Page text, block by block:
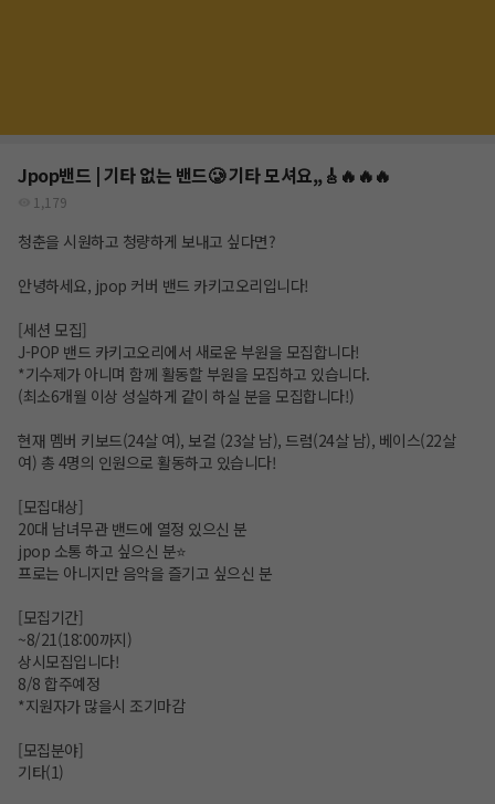
Jpop밴드 | 기타 없는 밴드🥲 기타 모셔요,,🎸🔥🔥🔥
1,179
청춘을 시원하고 청량하게 보내고 싶다면?
안녕하세요, jpop 커버 밴드 카키고오리입니다!
[세션 모집]
J-POP 밴드 카키고오리에서 새로운 부원을 모집합니다!
*기수제가 아니며 함께 활동할 부원을 모집하고 있습니다.
(최소6개월 이상 성실하게 같이 하실 분을 모집합니다!)
현재 멤버 키보드(24살 여), 보컬 (23살 남), 드럼(24살 남), 베이스(22살
여) 총 4명의 인원으로 활동하고 있습니다!
[모집대상]
20대 남녀무관 밴드에 열정 있으신 분
jpop 소통 하고 싶으신 분⭐️
프로는 아니지만 음악을 즐기고 싶으신 분
[모집기간]
~8/21(18:00까지)
상시모집입니다!
8/8 합주예정
*지원자가 많을시 조기마감
[모집분야]
기타(1)